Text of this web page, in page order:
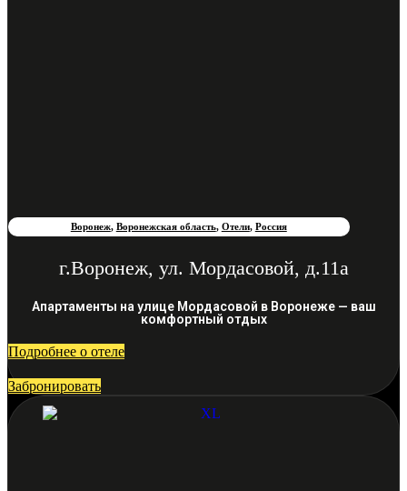
Воронеж, Воронежская область, Отели, Россия
г.Воронеж, ул. Мордасовой, д.11а
Апартаменты на улице Мордасовой в Воронеже — ваш
комфортный отдых
Подробнее о отеле
Забронировать